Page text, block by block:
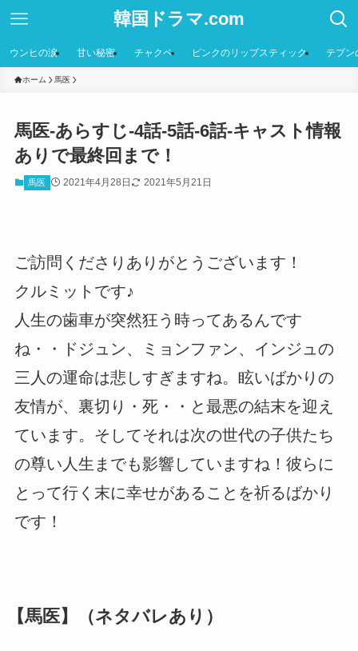
韓国ドラマ.com
ウンヒの涙 甘い秘密 チャクペ ピンクのリップスティック テプン
ホーム 馬医
馬医-あらすじ-4話-5話-6話-キャスト情報
ありで最終回まで！
馬医 2021年4月28日 2021年5月21日
ご訪問くださりありがとうございます！
クルミットです♪
人生の歯車が突然狂う時ってあるんです
ね・・ドジュン、ミョンファン、インジュの
三人の運命は悲しすぎますね。眩いばかりの
友情が、裏切り・死・・と最悪の結末を迎え
ています。そしてそれは次の世代の子供たち
の尊い人生までも影響していますね！彼らに
とって行く末に幸せがあることを祈るばかり
です！
【馬医】（ネタバレあり）